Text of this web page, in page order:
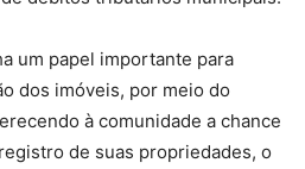
um papel importante para
dos imóveis, por meio do
à comunidade a chance
de suas propriedades, o